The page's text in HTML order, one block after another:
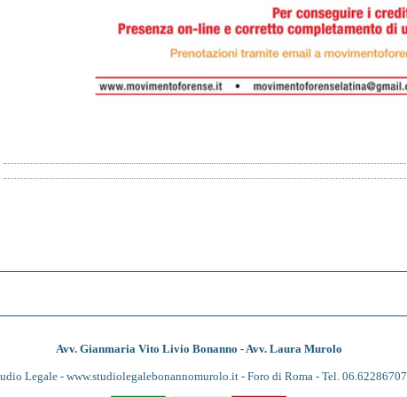
Avv. Gianmaria Vito Livio Bonanno - Avv. Laura Murolo
Legale - www.studiolegalebonannomurolo.it - Foro di Roma - Tel. 06.62286707